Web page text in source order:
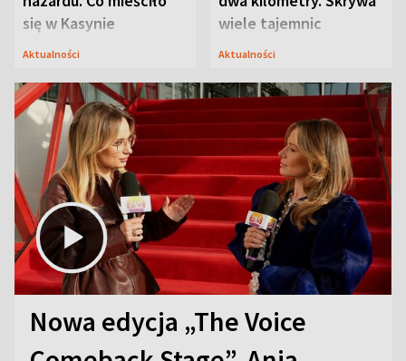
się w Kasynie
Oficerskim?
Aktualności
wiele tajemnic
Aktualności
Nowa edycja „The Voice